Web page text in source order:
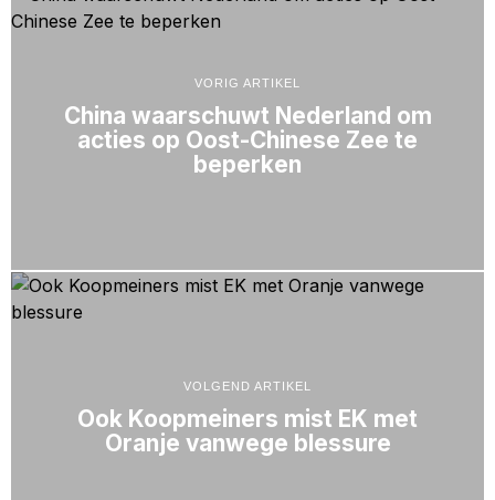
VORIG ARTIKEL
China waarschuwt Nederland om
acties op Oost-Chinese Zee te
beperken
VOLGEND ARTIKEL
Ook Koopmeiners mist EK met
Oranje vanwege blessure